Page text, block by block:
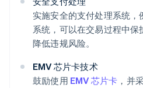
实施安全的支付处理系统
系统，可以在交易过程中
降低违规风险。
EMV 芯片卡技术
鼓励使用 EMV 芯片卡 ，并